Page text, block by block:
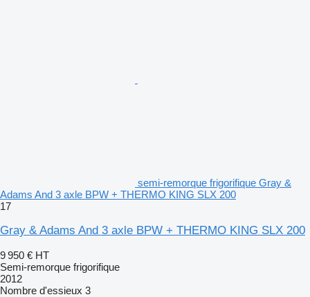
semi-remorque frigorifique Gray &
Adams And 3 axle BPW + THERMO KING SLX 200
17
Gray & Adams And 3 axle BPW + THERMO KING SLX 200
9 950 € HT
Semi-remorque frigorifique
2012
Nombre d'essieux 3